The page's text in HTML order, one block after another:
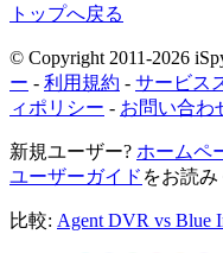
トップへ戻る
© Copyright 2011-2026
ー - 利用規約 - サービス
ィポリシー - お問い合わ
新規ユーザー? ホームペ
ユーザーガイド をお読
比較: Agent DVR vs Blue